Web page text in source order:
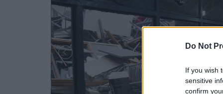
Do Not
If you wish
sensitive
confirm